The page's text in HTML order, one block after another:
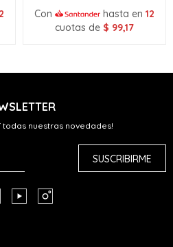
Con hasta en 12
cuotas de $ 99,17
todas nuestras novedades!
SUSCRIBIRME
 